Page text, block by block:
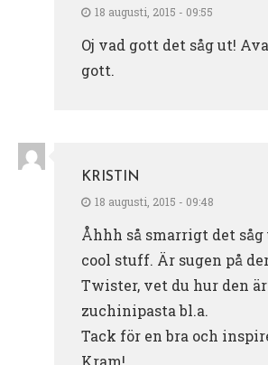
18 augusti, 2015 - 09:55
Oj vad gott det såg ut!
gott.
KRISTIN
18 augusti, 2015 - 09:48
Åhhh så smarrigt det
cool stuff. Är sugen på
Twister, vet du hur den
zuchinipasta bl.a.
Tack för en bra och
Kram!